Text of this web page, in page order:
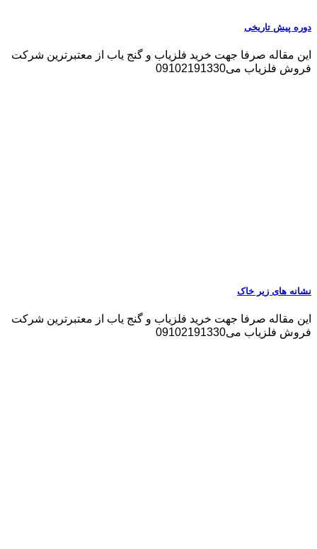
دوره پیش تاریخی
این مقاله صرفا جهت خرید فلزیاب و گنج یاب از معتبرترین شرکت
فروش فلزیاب می09102191330
نشانه های زیر خاک
این مقاله صرفا جهت خرید فلزیاب و گنج یاب از معتبرترین شرکت
فروش فلزیاب می09102191330